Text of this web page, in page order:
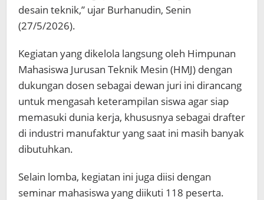
desain teknik,” ujar Burhanudin, Senin
(27/5/2026).
Kegiatan yang dikelola langsung oleh Himpunan
Mahasiswa Jurusan Teknik Mesin (HMJ) dengan
dukungan dosen sebagai dewan juri ini dirancang
untuk mengasah keterampilan siswa agar siap
memasuki dunia kerja, khususnya sebagai drafter
di industri manufaktur yang saat ini masih banyak
dibutuhkan.
Selain lomba, kegiatan ini juga diisi dengan
seminar mahasiswa yang diikuti 118 peserta.